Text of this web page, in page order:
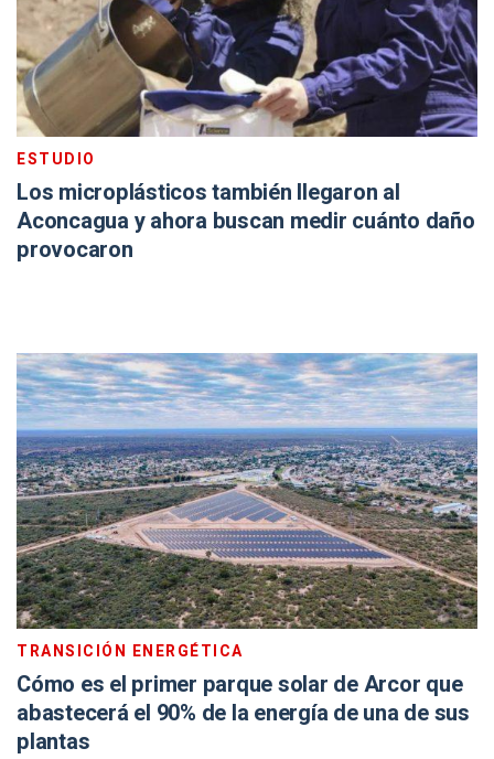
ESTUDIO
Los microplásticos también llegaron al
Aconcagua y ahora buscan medir cuánto daño
provocaron
TRANSICIÓN ENERGÉTICA
Cómo es el primer parque solar de Arcor que
abastecerá el 90% de la energía de una de sus
plantas